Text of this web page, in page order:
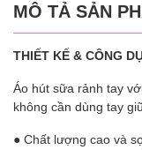
MÔ TẢ SẢN
THIẾT KẾ & CÔNG
Áo hút sữa rảnh tay
không cần dùng tay
● Chất lượng cao và